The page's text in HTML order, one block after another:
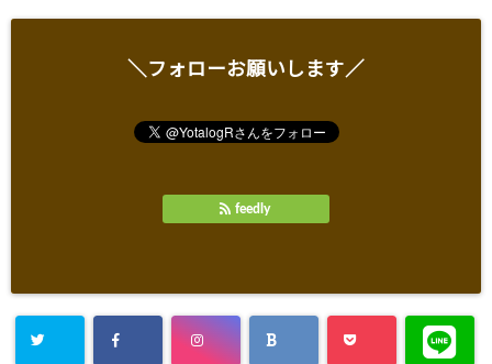
＼フォローお願いします／
feedly